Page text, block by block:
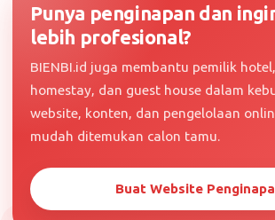
Punya penginapan dan
lebih profesional?
BIENBI.id juga membantu pemilik
homestay, dan guest house dalam
website, konten, dan pengelolaan
mudah ditemukan calon tamu.
Buat Website